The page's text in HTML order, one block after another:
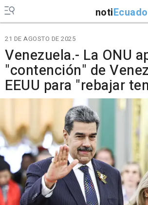
noti
21 DE AGOSTO DE 2025
Venezuela.- La ONU
"contención" de
EEUU para "rebajar